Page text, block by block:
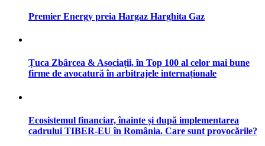
Premier Energy preia Hargaz Harghita Gaz
Țuca Zbârcea & Asociații, în Top 100 al celor mai bune
firme de avocatură în arbitrajele internaționale
Ecosistemul financiar, înainte și după implementarea
cadrului TIBER-EU în România. Care sunt provocările?